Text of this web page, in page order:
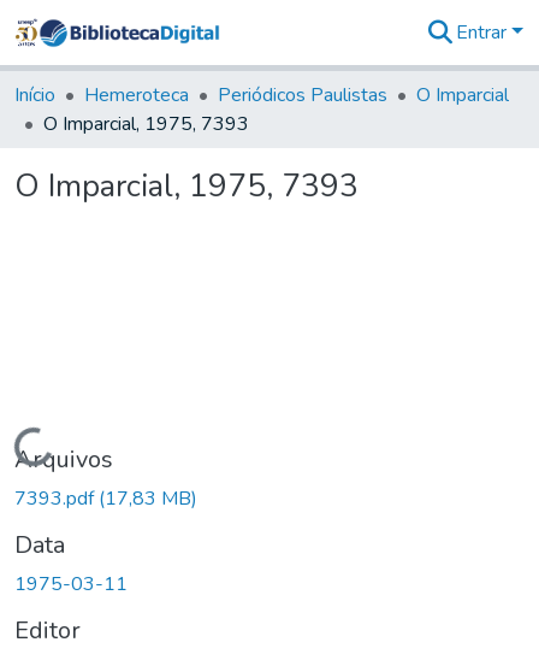
&
Coleções
Tudo na
Digital
Entrar
Início Hemeroteca Periódicos Paulistas
O Imparcial
O Imparcial, 1975, 7393
O Imparcial, 1975, 7393
Carregando...
Arquivos
7393.pdf(17,83 MB)
Data
1975-03-11
Editor